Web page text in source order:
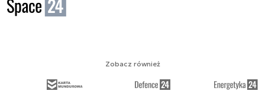
Zobacz również